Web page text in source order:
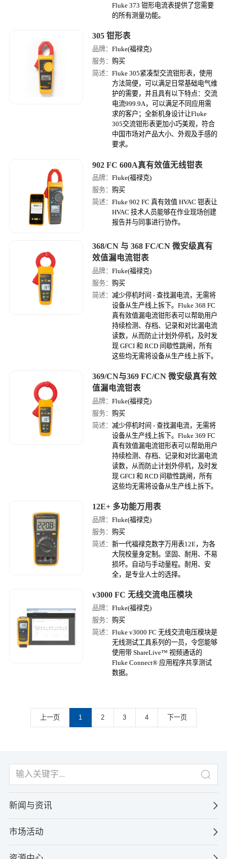
Fluke 373 钳形电流表提供了您需要
的所有测量功能。
305 钳形表
品牌：Fluke(福禄克)
服务： 购买
简述：Fluke 305紧凑型交流钳形表，使用
方法简便，可以满足日常基础电气维
护的需要，并且具有以下特点：交流
电流999.9A，可以满足不同应用需
求的客户；全新机身设计让Fluke
305交流钳形表更加小巧美观，符合
中国市场对产品大小、外观及手感的
要求。
902 FC 600A真有效值无线钳表
品牌：Fluke(福禄克)
服务： 购买
简述：Fluke 902 FC 真有效值 HVAC 钳表让
HVAC 技术人员能够在作业现场创建
报告并与同事进行协作。
368/CN 与 368 FC/CN 微安级真有
效值漏电流钳表
品牌：Fluke(福禄克)
服务： 购买
简述： 减少停机时间 - 查找漏电流，无需将
设备从生产线上拆下。Fluke 368 FC
真有效值漏电流钳形表可以帮助用户
持续检测、存档、记录和对比漏电流
读数，从而防止计划外停机，及时发
现 GFCI 和 RCD 间歇性跳闸，所有
这些均无需将设备从生产线上拆下。
369/CN与369 FC/CN 微安级真有效
值漏电流钳表
品牌：Fluke(福禄克)
服务： 购买
简述： 减少停机时间 - 查找漏电流，无需将
设备从生产线上拆下。Fluke 369 FC
真有效值漏电流钳形表可以帮助用户
持续检测、存档、记录和对比漏电流
读数，从而防止计划外停机，及时发
现 GFCI 和 RCD 间歇性跳闸，所有
这些均无需将设备从生产线上拆下。
12E+ 多功能万用表
品牌：Fluke(福禄克)
服务： 购买
简述：新一代福禄克数字万用表12E，为各
大院校量身定制。坚固、耐用、不易
损坏。自动与手动量程。耐用、安
全，是专业人士的选择。
v3000 FC 无线交流电压模块
品牌：Fluke(福禄克)
服务： 购买
简述：Fluke v3000 FC 无线交流电压模块是
无线测试工具系列的一员，令您能够
使用带 ShareLive™ 视频通话的
Fluke Connect® 应用程序共享测试
数据。
上一页 1 2 3 4 下一页
新闻与资讯
市场活动